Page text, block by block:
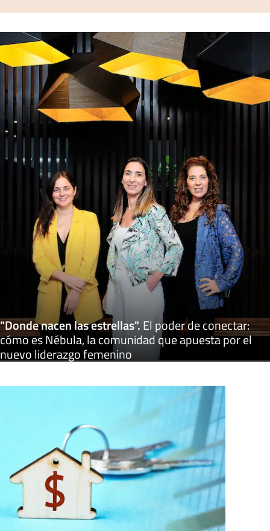
"Donde nacen las estrellas".El poder de conectar:
cómo es Nébula, la comunidad que apuesta por el
nuevo liderazgo femenino